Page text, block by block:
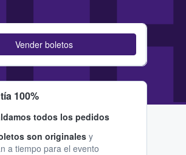
Vender boletos
100%
todos los pedidos
son originalesy
a tiempo para el evento